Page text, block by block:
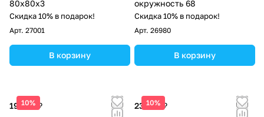
80x80х3
Скидка 10% в подарок!
Арт. 27001
В корзину
окружность 68
Скидка 10% в подарок!
Арт. 26980
В корзину
10%
19 720 ₽
10%
23 120 ₽